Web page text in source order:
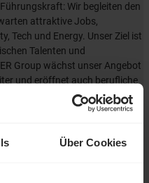
Über Cookies
Wir begleiten den
attraktive Jobs,
Tech und Energy. Unser Ziel ist
Talenten und
Group wächst unser Angebot
und eröffnet auch berufliche
Ob im Einsatz bei einem
im internen Team von YER -